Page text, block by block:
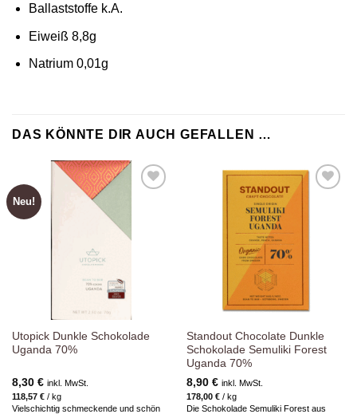
Ballaststoffe k.A.
Eiweiß 8,8g
Natrium 0,01g
DAS KÖNNTE DIR AUCH GEFALLEN …
Neu!
hinzufügen
Utopick Dunkle Schokolade
Uganda 70%
8,30 € inkl. MwSt.
118,57 €/ kg
Vielschichtig schmeckende und schön
Standout Chocolate Dunkle
Schokolade Semuliki Forest
Uganda 70%
8,90 € inkl. MwSt.
178,00 €/ kg
Die Schokolade Semuliki Forest aus